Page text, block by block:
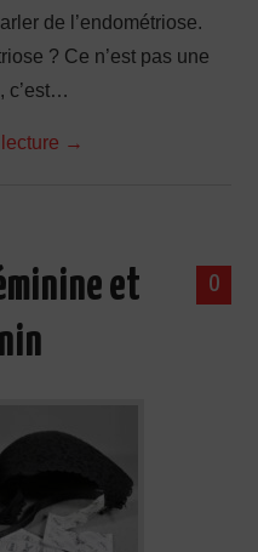
de l’endométriose.
? Ce n’est pas une
c’est…
→
0
et